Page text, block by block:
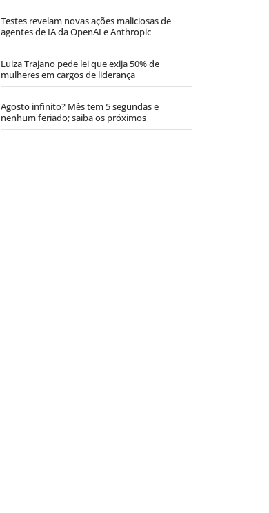
Testes revelam novas ações maliciosas de
agentes de IA da OpenAI e Anthropic
Luiza Trajano pede lei que exija 50% de
mulheres em cargos de liderança
Agosto infinito? Mês tem 5 segundas e
nenhum feriado; saiba os próximos